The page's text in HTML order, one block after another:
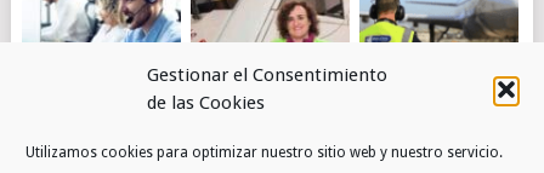
Gestionar el Consentimiento
de las Cookies
Utilizamos cookies para optimizar nuestro sitio web y nuestro servicio.
TRABAJO DE
RENFE
TRABAJO EN